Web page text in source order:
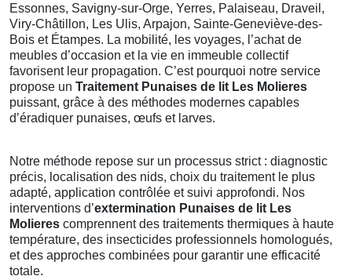
Essonnes, Savigny-sur-Orge, Yerres, Palaiseau, Draveil,
Viry-Châtillon, Les Ulis, Arpajon, Sainte-Geneviève-des-
Bois et Étampes. La mobilité, les voyages, l’achat de
meubles d’occasion et la vie en immeuble collectif
favorisent leur propagation. C’est pourquoi notre service
propose un Traitement Punaises de lit Les Molieres
puissant, grâce à des méthodes modernes capables
d’éradiquer punaises, œufs et larves.
Notre méthode repose sur un processus strict : diagnostic
précis, localisation des nids, choix du traitement le plus
adapté, application contrôlée et suivi approfondi. Nos
interventions d’extermination Punaises de lit Les
Molieres comprennent des traitements thermiques à haute
température, des insecticides professionnels homologués,
et des approches combinées pour garantir une efficacité
totale.